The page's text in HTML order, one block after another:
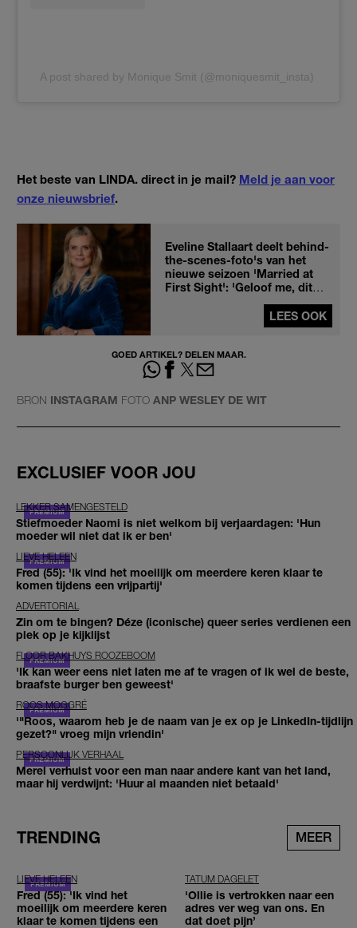
A post shared by Monique Smit (@moniquesmit_insta)
Het beste van LINDA. direct in je mail? Meld je aan voor
onze nieuwsbrief.
Eveline Stallaart deelt behind-
the-scenes-foto's van het
nieuwe seizoen 'Married at
First Sight': 'Geloof me, dit
LEES OOK
GOED ARTIKEL? DELEN MAAR.
BRON INSTAGRAM FOTO ANP WESLEY DE WIT
EXCLUSIEF VOOR JOU
LEKKER SAMENGESTELD
Stiefmoeder Naomi is niet welkom bij verjaardagen: 'Hun
moeder wil niet dat ik er ben'
LIEVE HELEEN
Fred (55): 'Ik vind het moeilijk om meerdere keren klaar te
komen tijdens een vrijpartij'
ADVERTORIAL
Zin om te bingen? Déze (iconische) queer series verdienen een
plek op je kijklijst
FLOOR BAKHUYS ROOZEBOOM
'Ik kan weer eens niet laten me af te vragen of ik wel de beste,
braafste burger ben geweest'
ROOS MOGGRÉ
'"Roos, waarom heb je de naam van je ex op je LinkedIn-tijdlijn
gezet?" vroeg mijn vriendin'
PERSOONLIJK VERHAAL
Merel verhuist voor een man naar andere kant van het land,
maar hij verdwijnt: 'Huur al maanden niet betaald'
TRENDING MEER
LIEVE HELEEN
Fred (55): 'Ik vind het
moeilijk om meerdere keren
klaar te komen tijdens een
TATUM DAGELET
'Ollie is vertrokken naar een
adres ver weg van ons. En
dat doet pijn’